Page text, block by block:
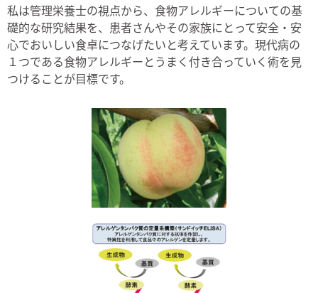
私は管理栄養士の視点から、食物アレルギーについての基
礎的な研究結果を、患者さんやその家族にとって安全・安
心でおいしい食卓につなげたいと考えています。現代病の
１つである食物アレルギーとうまく付き合っていく術を見
つけることが目標です。